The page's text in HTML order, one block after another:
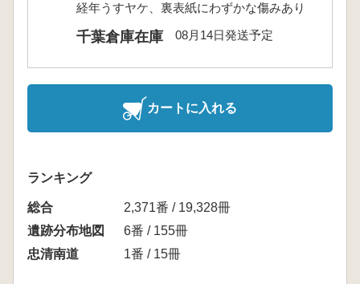
経年うすヤケ、裏表紙にわずかな傷みあり
千葉倉庫在庫 08月14日発送予定
カートに入れる
ランキング
総合
2,371番 / 19,328冊
遺跡分布地図
6番 / 155冊
忠清南道
1番 / 15冊